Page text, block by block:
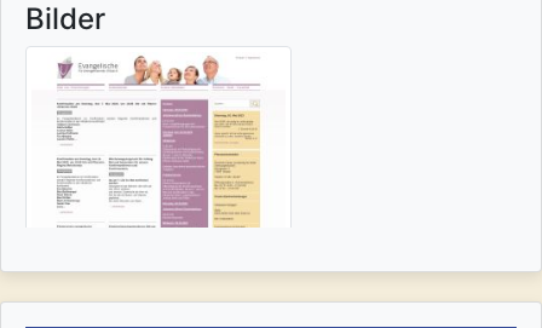
Bilder